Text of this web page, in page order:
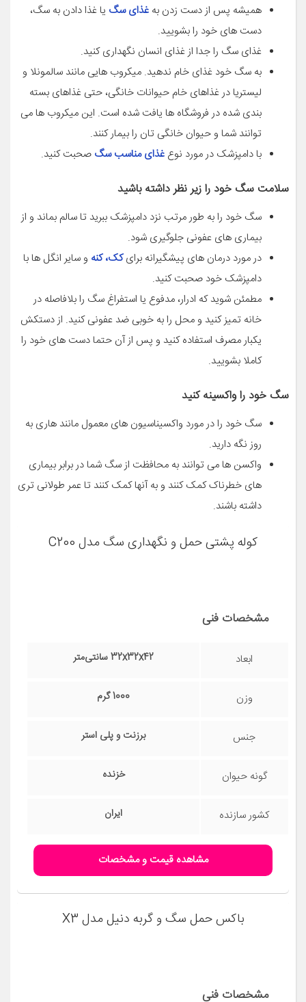
همیشه پس از دست زدن به غذای سگ یا غذا دادن به سگ،
دست های خود را بشویید.
غذای سگ را جدا از غذای انسان نگهداری کنید.
به سگ خود غذای خام ندهید. میکروب هایی مانند سالمونلا و
لیستریا در غذاهای خام حیوانات خانگی، حتی غذاهای بسته
بندی شده در فروشگاه ها یافت شده است. این میکروب ها می
توانند شما و حیوان خانگی تان را بیمار کنند.
با دامپزشک در مورد نوع غذای مناسب سگ صحبت کنید.
سلامت سگ خود را زیر نظر داشته باشید
سگ خود را به طور مرتب نزد دامپزشک ببرید تا سالم بماند و از
بیماری های عفونی جلوگیری شود.
در مورد درمان های پیشگیرانه برایکک، کنه و سایر انگل ها با
دامپزشک خود صحبت کنید.
مطمئن شوید که ادرار، مدفوع یا استفراغ سگ را بلافاصله در
خانه تمیز کنید و محل را به خوبی ضد عفونی کنید. از دستکش
یکبار مصرف استفاده کنید و پس از آن حتما دست های خود را
کاملا بشویید.
سگ خود را واکسینه کنید
سگ خود را در مورد واکسیناسیون های معمول مانند هاری به
روز نگه دارید.
واکسن ها می توانند به محافظت از سگ شما در برابر بیماری
های خطرناک کمک کنند و به آنها کمک کنند تا عمر طولانی تری
داشته باشند.
کوله پشتی حمل و نگهداری سگ مدل C200
جنس
کشور سازنده
برزنت و پلی استر
خزنده
ایران